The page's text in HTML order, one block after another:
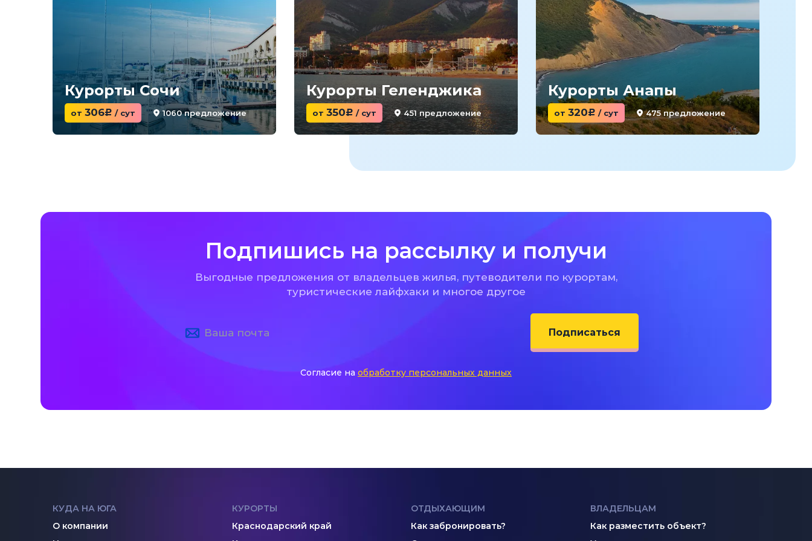
Курорты Сочи
от 306c / сут 1060 предложение
Курорты Геленджика
от 350c / сут 451 предложение
Курорты Анапы
от 320c / сут 475 предложение
Подпишись на рассылку и получи
Выгодные предложения от владельцев жилья, путеводители по курортам,
туристические лайфхаки и многое другое
Подписаться
Согласие на обработку персональных данных
КУДА НА ЮГА
О компании
КУРОРТЫ
Краснодарский край
ОТДЫХАЮЩИМ
Как забронировать?
ВЛАДЕЛЬЦАМ
Как разместить объект?